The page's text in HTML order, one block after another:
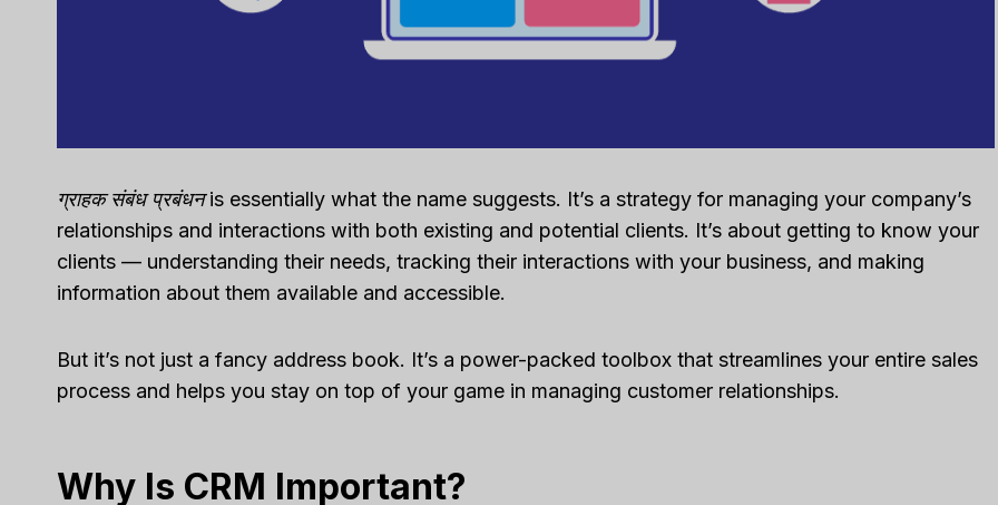
ग्राहक संबंध प्रबंधनis essentially what the name suggests. It’s a strategy for managing your company’s
relationships and interactions with both existing and potential clients. It’s about getting to know your
clients — understanding their needs, tracking their interactions with your business, and making
information about them available and accessible.
But it’s not just a fancy address book. It’s a power-packed toolbox that streamlines your entire sales
process and helps you stay on top of your game in managing customer relationships.
Why Is CRM Important?